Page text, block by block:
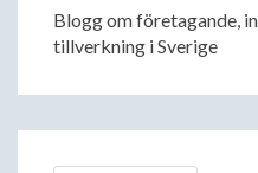
Blogg om företagande,
tillverkning i Sverige